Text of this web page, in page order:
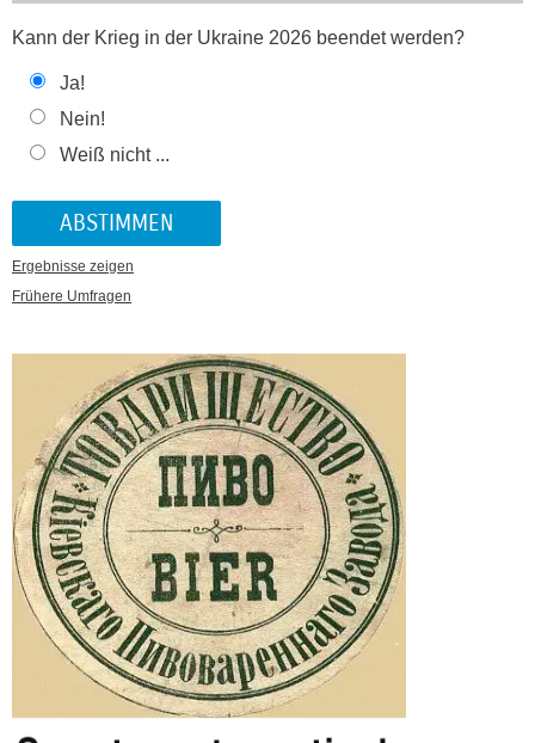
Kann der Krieg in der Ukraine 2026 beendet werden?
Ja!
Nein!
Weiß nicht ...
Ergebnisse zeigen
Frühere Umfragen